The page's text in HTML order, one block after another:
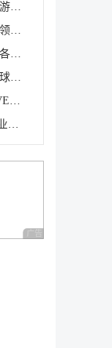
洛克王国世界自爆流怎么玩 自爆流游玩心得
洛克王国世界领地战用什么阵容好 领地战速通阵容推荐
洛克王国世界形态精灵果实怎么得 各形态精灵果实获取
洛克王国世界绝缘球材料在哪 绝缘球材料收集线路攻略
洛克王国世界迪莫怎么配招 迪莫PVE与PVP配招推荐
魔兽世界12.0职业套装什么效果 职业套装一览
广告 商业广告，理性